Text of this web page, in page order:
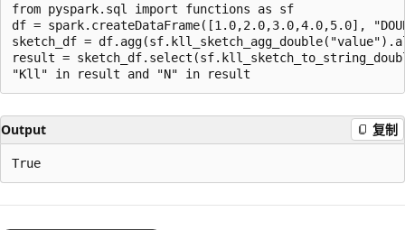
from pyspark.sql import functions as sf
df = spark.createDataFrame([1.0,2.0,3.0,4.0,5.0],
sketch_df =
result =
Output 复制